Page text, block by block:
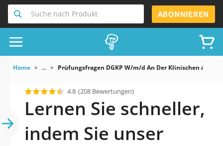
Suche nach Produkt ABONNIEREN
Home ... Prüfungsfragen DGKP W/m/d An Der Klinischen
4.8 (208 Bewertungen)
Lernen Sie schneller,
indem Sie unser